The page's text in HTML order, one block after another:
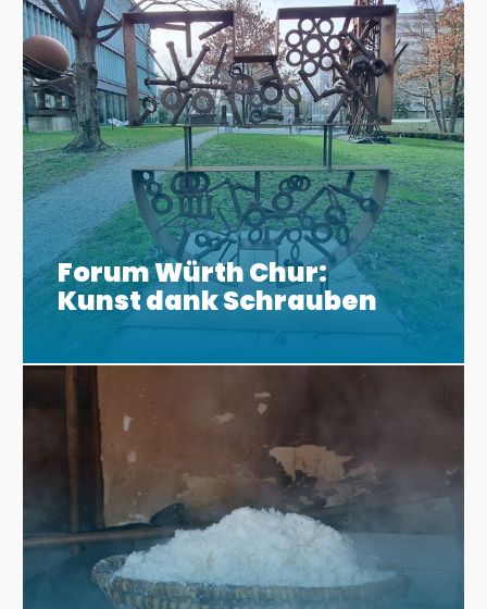
Forum Würth Chur:
Kunst dank Schrauben